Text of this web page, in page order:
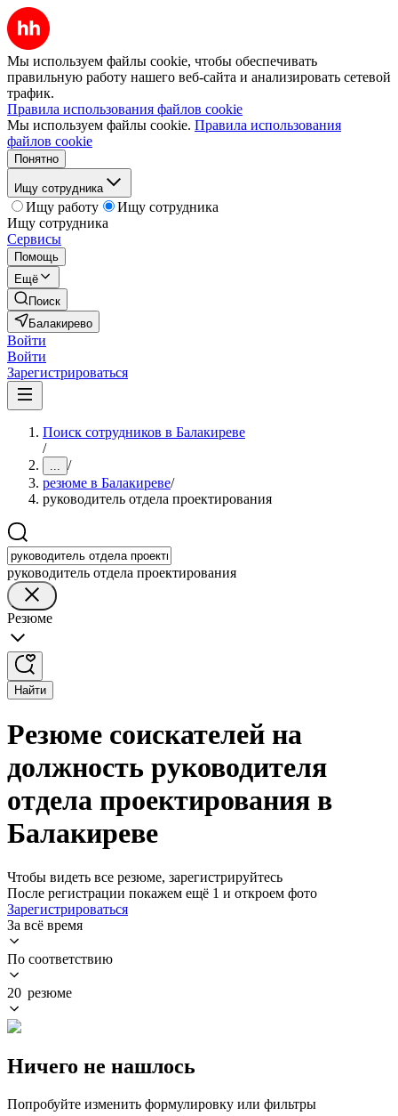
Мы используем файлы cookie, чтобы обеспечивать
правильную работу нашего веб-сайта и анализировать сетевой
трафик.
Правила использования файлов cookie
Мы используем файлы cookie. Правила использования
файлов cookie
Понятно
Ищу сотрудника
Ищу работу
Ищу сотрудника
Ищу сотрудника
Сервисы
Помощь
Ещё
Поиск
Балакирево
Войти
Войти
Зарегистрироваться
Поиск сотрудников в Балакиреве
/
... /
резюме в Балакиреве/
руководитель отдела проектирования
руководитель отдела проектирования
Резюме
Найти
Резюме соискателей на
должность руководителя
отдела проектирования в
Балакиреве
Чтобы видеть все резюме, зарегистрируйтесь
После регистрации покажем ещё 1 и откроем фото
Зарегистрироваться
За всё время
По соответствию
20 резюме
Ничего не нашлось
Попробуйте изменить формулировку или фильтры